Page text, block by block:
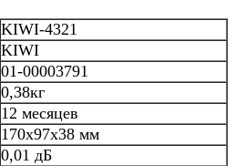
KIWI-4321
KIWI
01-00003791
0,38кг
12 месяцев
170х97х38 мм
0,01 дБ